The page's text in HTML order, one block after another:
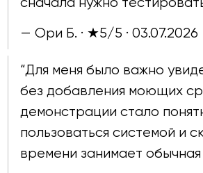
сначала нужно
— Ори Б. · ★5/5 · 03.07.2026
“Для меня было важно
без добавления моющих
демонстрации стало
пользоваться системой и
времени занимает обычная